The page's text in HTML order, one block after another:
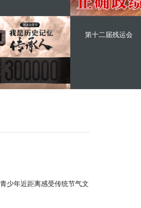
第十二届残运会
少年近距离感受传统节气文